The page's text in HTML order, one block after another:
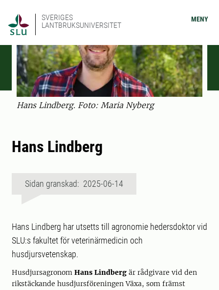
SVERIGES
LANTBRUKSUNIVERSITET
MENY
Hans Lindberg. Foto: Maria Nyberg
Hans Lindberg
Sidan granskad: 2025-06-14
Hans Lindberg har utsetts till agronomie hedersdoktor vid
SLU:s fakultet för veterinärmedicin och
husdjursvetenskap.
Husdjursagronom Hans Lindberg är rådgivare vid den
rikstäckande husdjursföreningen Växa, som främst